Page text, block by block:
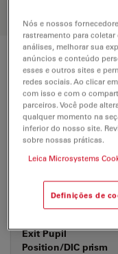
Technical Specs
Product Number
(CORR)
Coverglass
Exit Pupil
Position/DIC prism
Nós e nossos
rastreamento para
análises, melhorar sua
anúncios e conteúdo
esses e outros sites e
redes sociais. Ao clicar
com isso e com o
parceiros. Você pode
qualquer momento na
inferior do nosso site.
sobre nossas práticas.
Leica Microsystems
Definições de